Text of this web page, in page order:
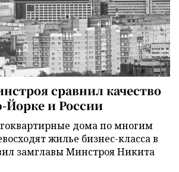
сравнил качество
и России
дома по многим
жилье бизнес-класса в
замглавы Минстроя Никита